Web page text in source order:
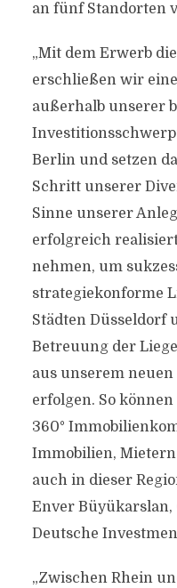
an fünf Standorten
„Mit dem Erwerb
erschließen wir
außerhalb unserer
Berlin und setzen
Schritt unserer
Sinne unserer
erfolgreich
nehmen, um
strategiekonforme
Städten Düsseldorf
Betreuung der
aus unserem
erfolgen. So
360°
Immobilien,
auch in dieser
Enver Büyükarslan,
Deutsche
„Zwischen Rhein